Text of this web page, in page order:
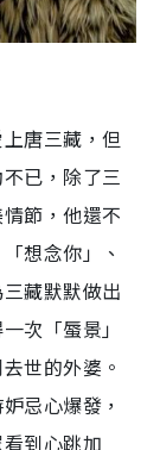
唐三藏，但
已，除了三
節，他還不
想念你」、
藏默默做出
次「蜃景」
世的外婆。
忌心爆發，
到心跳加